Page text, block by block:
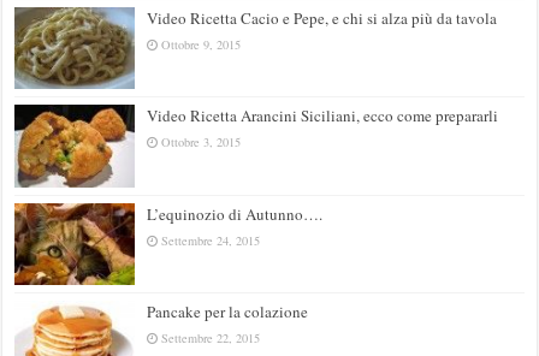
Video Ricetta Cacio e Pepe, e chi si alza più da tavola
Ottobre 9, 2015
Video Ricetta Arancini Siciliani, ecco come prepararli
Ottobre 3, 2015
L’equinozio di Autunno….
Settembre 24, 2015
Pancake per la colazione
Settembre 22, 2015